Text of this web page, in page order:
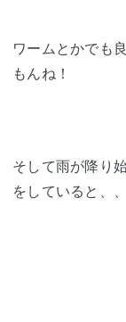
ワームとかでも
もんね！
そして雨が降り
をしていると、、